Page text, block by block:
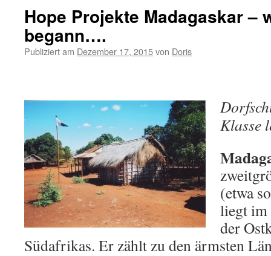
Hope Projekte Madagaskar –
begann….
Publiziert am Dezember 17, 2015von Doris
Klasse
(etwa
liegt im
der
Südafrikas. Er zählt zu den ärmsten